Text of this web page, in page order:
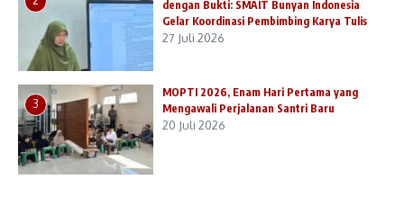
dengan Bukti: SMAIT Bunyan Indonesia
Gelar Koordinasi Pembimbing Karya Tulis
27 Juli 2026
3
MOPTI 2026, Enam Hari Pertama yang
Mengawali Perjalanan Santri Baru
20 Juli 2026